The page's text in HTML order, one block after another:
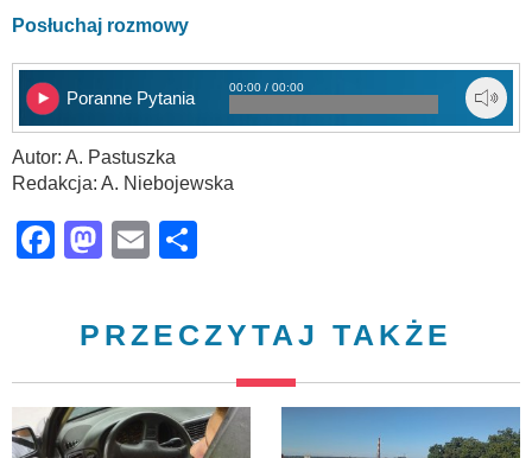
Posłuchaj rozmowy
Poranne Pytania
00:00 / 00:00
Autor: A. Pastuszka
Redakcja: A. Niebojewska
Facebook
Mastodon
Email
PRZECZYTAJ TAKŻE